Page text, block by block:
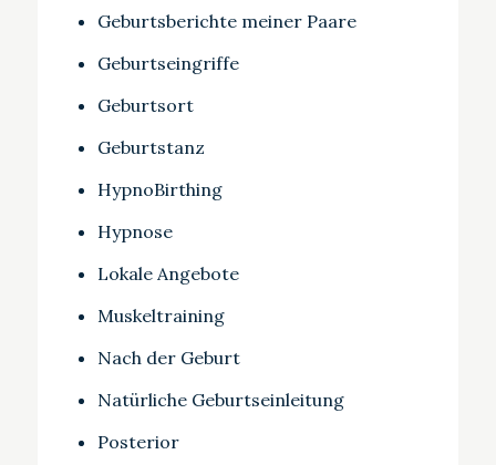
Geburtsberichte meiner Paare
Geburtseingriffe
Geburtsort
Geburtstanz
HypnoBirthing
Hypnose
Lokale Angebote
Muskeltraining
Nach der Geburt
Natürliche Geburtseinleitung
Posterior